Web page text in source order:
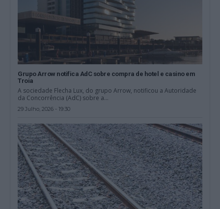
Grupo Arrow notifica AdC sobre compra de hotel e casino em
Troia
A sociedade Flecha Lux, do grupo Arrow, notificou a Autoridade
da Concorrência (AdC) sobre a...
29 Julho, 2026 - 19:30